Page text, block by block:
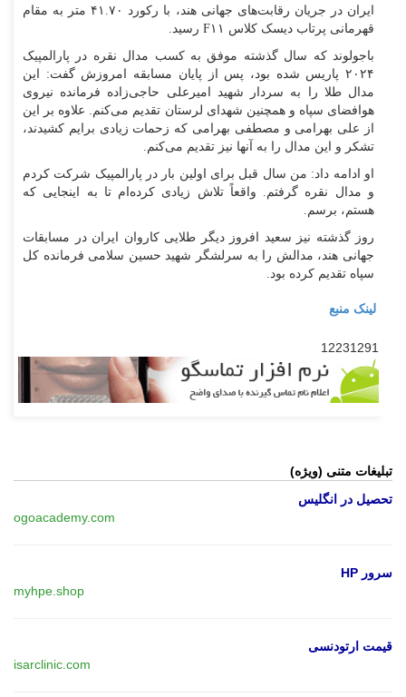
ایران در جریان رقابت‌های جهانی هند، با رکورد ۴۱.۷۰ متر به مقام
قهرمانی پرتاب دیسک کلاس F۱۱ رسید.
باجولوند که سال گذشته موفق به کسب مدال نقره در پارالمپیک
۲۰۲۴ پاریس شده بود، پس از پایان مسابقه امروزش گفت: این
مدال طلا را به سردار شهید امیرعلی حاجی‌زاده فرمانده نیروی
هوافضای سپاه و همچنین شهدای لرستان تقدیم می‌کنم. علاوه بر این
از علی بهرامی و مصطفی بهرامی که زحمات زیادی برایم کشیدند،
تشکر و این مدال را به آنها نیز تقدیم می‌کنم.
او ادامه داد: من سال قبل برای اولین بار در پارالمپیک شرکت کردم
و مدال نقره گرفتم. واقعاً تلاش زیادی کرده‌ام تا به اینجایی که
هستم، برسم.
روز گذشته نیز سعید افروز دیگر طلایی کاروان ایران در مسابقات
جهانی هند، مدالش را به سرلشگر شهید حسین سلامی فرمانده کل
سپاه تقدیم کرده بود.
لینک منبع
12231291
تبلیغات متنی (ویژه)
تحصیل در انگلیس
ogoacademy.com
سرور HP
myhpe.shop
قیمت ارتودنسی
isarclinic.com